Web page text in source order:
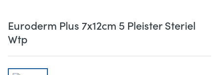
Euroderm Plus 7x12cm 5 Pleister Steriel
Wtp